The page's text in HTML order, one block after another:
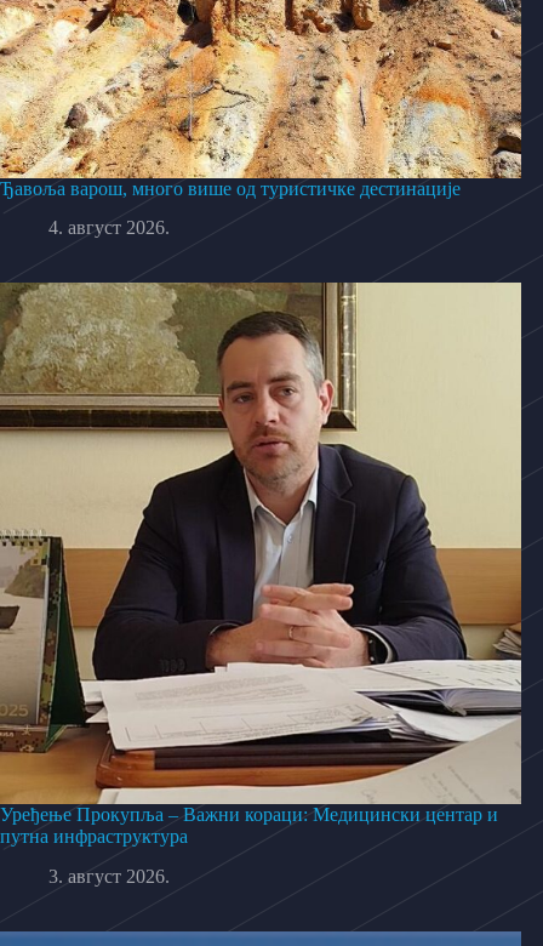
Ђавоља варош, много више од туристичке дестинације
4. август 2026.
Уређење Прокупља – Важни кораци: Медицински центар и
путна инфраструктура
3. август 2026.